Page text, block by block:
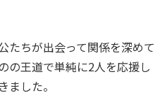
たちが出会って関係を深めて
の王道で単純に2人を応援し
ました。